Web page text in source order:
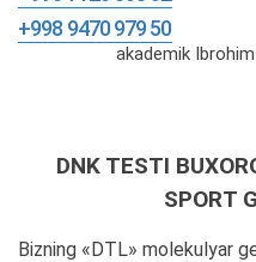
+998 9470 979 50
akademik
DNK TESTI
SPORT
Bizning «DTL» molekulyar